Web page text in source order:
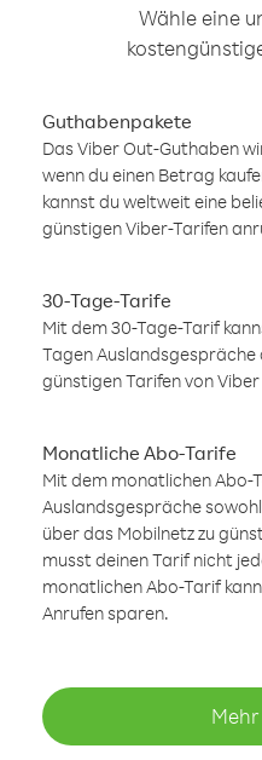
Wähle eine
Guthabenpakete
Das Viber Out-Guthaben
wenn du einen Betrag
kannst du weltweit eine
günstigen Viber-Tarifen
30-Tage-Tarife
Mit dem 30-Tage-Tarif
Tagen Auslandsgespräche
günstigen Tarifen von
Monatliche Abo-Tarife
Mit dem monatlichen Abo-
Auslandsgespräche
über das Mobilnetz zu
musst deinen Tarif nicht
monatlichen Abo-Tarif
Anrufen sparen.